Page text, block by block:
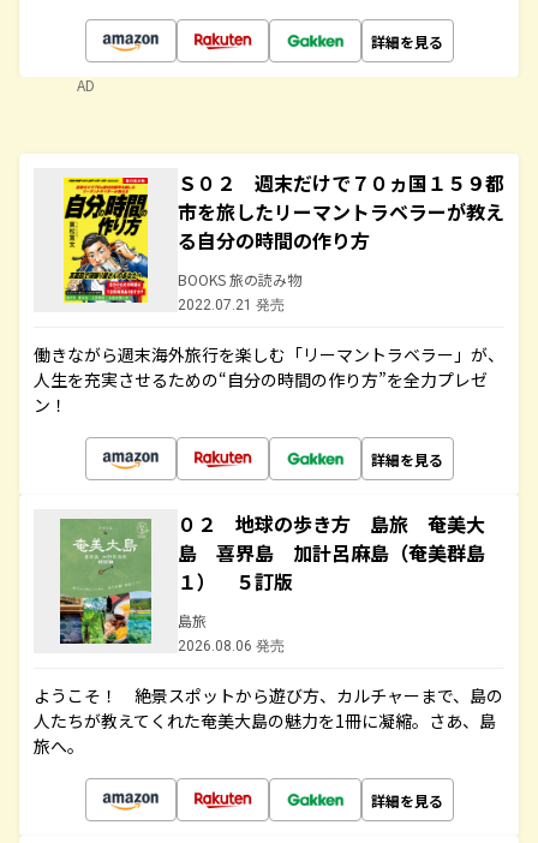
詳細を見る
AD
Ｓ０２ 週末だけで７０ヵ国１５９都
市を旅したリーマントラベラーが教え
る自分の時間の作り方
BOOKS 旅の読み物
2022.07.21 発売
働きながら週末海外旅行を楽しむ「リーマントラベラー」が、
人生を充実させるための“自分の時間の作り方”を全力プレゼ
ン！
詳細を見る
０２ 地球の歩き方 島旅 奄美大
島 喜界島 加計呂麻島（奄美群島
１） ５訂版
島旅
2026.08.06 発売
ようこそ！ 絶景スポットから遊び方、カルチャーまで、島の
人たちが教えてくれた奄美大島の魅力を1冊に凝縮。さあ、島
旅へ。
詳細を見る